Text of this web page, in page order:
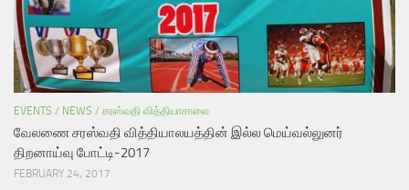
EVENTS / NEWS / சரஸ்வதி வித்தியாசாலை
வேலணை சரஸ்வதி வித்தியாலயத்தின் இல்ல மெய்வல்லுனர்
திறனாய்வு போட்டி-2017
FEBRUARY 24, 2017